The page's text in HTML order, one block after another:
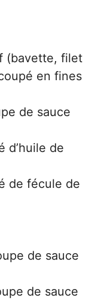
(bavette, filet
en fines
de sauce
d’huile de
de fécule de
de sauce
de sauce